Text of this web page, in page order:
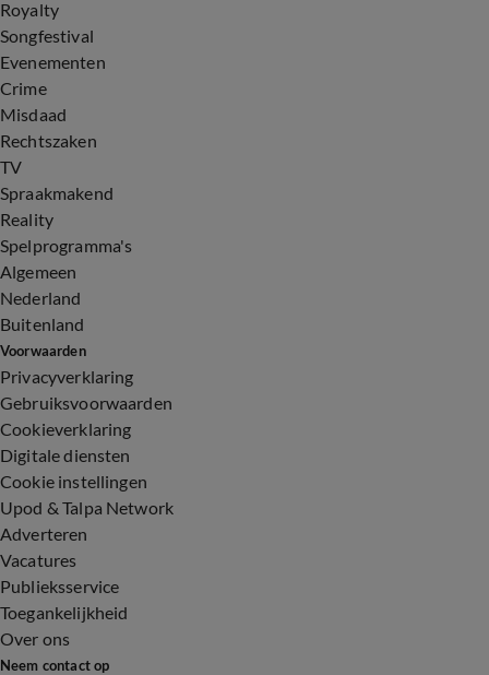
Royalty
Songfestival
Evenementen
Crime
Misdaad
Rechtszaken
TV
Spraakmakend
Reality
Spelprogramma's
Algemeen
Nederland
Buitenland
Voorwaarden
Privacyverklaring
Gebruiksvoorwaarden
Cookieverklaring
Digitale diensten
Cookie instellingen
Upod & Talpa Network
Adverteren
Vacatures
Publieksservice
Toegankelijkheid
Over ons
Neem contact op